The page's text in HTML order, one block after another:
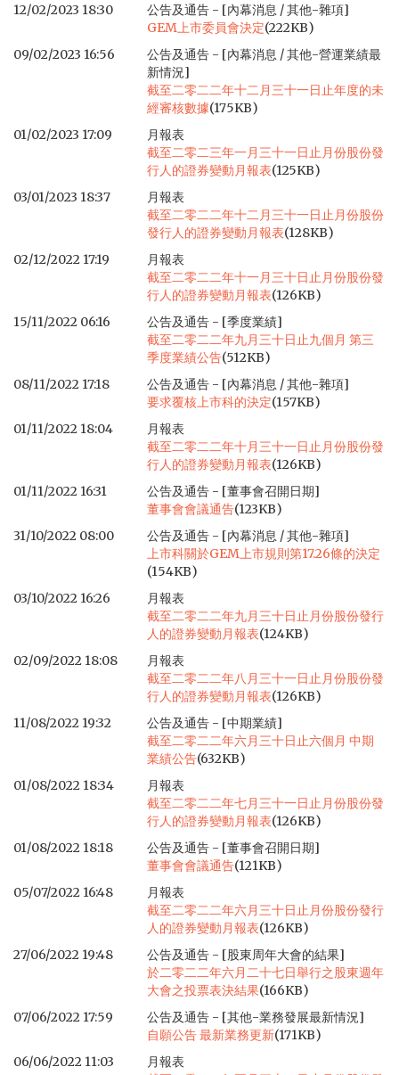
12/02/2023 18:30
公告及通告 - [內幕消息 / 其他-雜項]
GEM上市委員會決定(222KB)
09/02/2023 16:56
公告及通告 - [內幕消息 / 其他-營運業績最
新情況]
截至二零二二年十二月三十一日止年度的未
經審核數據(175KB)
01/02/2023 17:09
月報表
截至二零二三年一月三十一日止月份股份發
行人的證券變動月報表(125KB)
03/01/2023 18:37
月報表
截至二零二二年十二月三十一日止月份股份
發行人的證券變動月報表(128KB)
02/12/2022 17:19
月報表
截至二零二二年十一月三十日止月份股份發
行人的證券變動月報表(126KB)
15/11/2022 06:16
公告及通告 - [季度業績]
截至二零二二年九月三十日止九個月 第三
季度業績公告(512KB)
08/11/2022 17:18
公告及通告 - [內幕消息 / 其他-雜項]
要求覆核上市科的決定(157KB)
01/11/2022 18:04
月報表
截至二零二二年十月三十一日止月份股份發
行人的證券變動月報表(126KB)
01/11/2022 16:31
公告及通告 - [董事會召開日期]
董事會會議通告(123KB)
31/10/2022 08:00
公告及通告 - [內幕消息 / 其他-雜項]
上市科關於GEM上市規則第17.26條的決定
(154KB)
03/10/2022 16:26
月報表
截至二零二二年九月三十日止月份股份發行
人的證券變動月報表(124KB)
02/09/2022 18:08
月報表
截至二零二二年八月三十一日止月份股份發
行人的證券變動月報表(126KB)
11/08/2022 19:32
公告及通告 - [中期業績]
截至二零二二年六月三十日止六個月 中期
業績公告(632KB)
01/08/2022 18:34
月報表
截至二零二二年七月三十一日止月份股份發
行人的證券變動月報表(126KB)
01/08/2022 18:18
公告及通告 - [董事會召開日期]
董事會會議通告(121KB)
05/07/2022 16:48
月報表
截至二零二二年六月三十日止月份股份發行
人的證券變動月報表(126KB)
27/06/2022 19:48
公告及通告 - [股東周年大會的結果]
於二零二二年六月二十七日舉行之股東週年
大會之投票表決結果(166KB)
07/06/2022 17:59
公告及通告 - [其他-業務發展最新情況]
自願公告 最新業務更新(171KB)
06/06/2022 11:03
月報表